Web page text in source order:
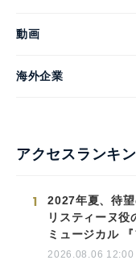
動画
海外企業
アクセスランキ
1
2027年夏、待
リスティーヌ役
ミュージカル 『
2026.08.06 12:00